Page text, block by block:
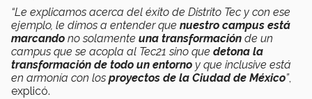
“Le explicamos acerca del éxito de Distrito Tec y con ese
ejemplo, le dimos a entender que nuestro campus está
marcando no solamente una transformación de un
campus que se acopla al Tec21 sino que detona la
transformación de todo un entorno y que inclusive está
en armonía con los proyectos de la Ciudad de México”,
explicó.